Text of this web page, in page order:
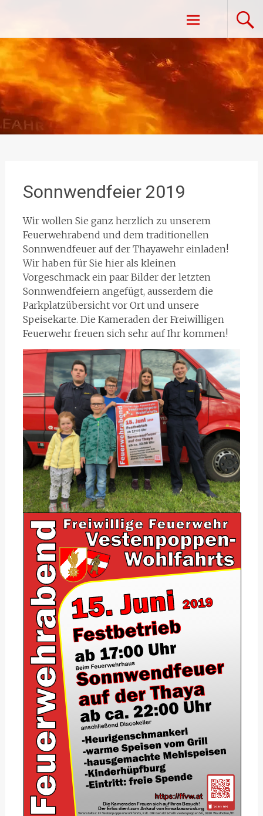
springen
Freiwillige Feuerwehr Vestenpoppen-
Wohlfahrts
Sonnwendfeier 2019
Wir wollen Sie ganz herzlich zu unserem
Feuerwehrabend und dem traditionellen
Sonnwendfeuer auf der Thayawehr einladen!
Wir haben für Sie hier als kleinen
Vorgeschmack ein paar Bilder der letzten
Sonnwendfeiern angefügt, ausserdem die
Parkplatzübersicht vor Ort und unsere
Speisekarte. Die Kameraden der Freiwilligen
Feuerwehr freuen sich sehr auf Ihr kommen!